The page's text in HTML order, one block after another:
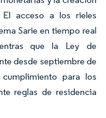
acceso a los rieles
Sarie en tiempo real
que la Ley de
desde septiembre de
para los
reglas de residencia